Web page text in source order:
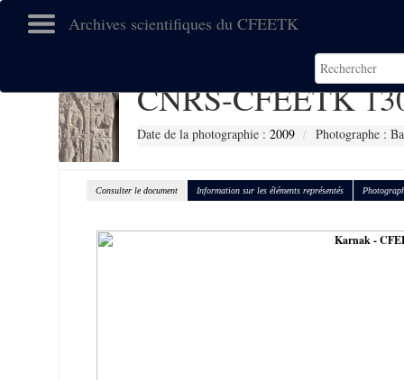
Archives scientifiques du CFEETK
CNRS-CFEETK
Date de la photographie : 2009 Photographe :
Consulter le document Information sur les éléments représentés